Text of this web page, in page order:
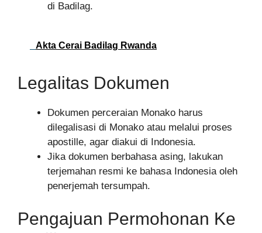
di Badilag.
Akta Cerai Badilag Rwanda
Legalitas Dokumen
Dokumen perceraian Monako harus
dilegalisasi di Monako atau melalui proses
apostille, agar diakui di Indonesia.
Jika dokumen berbahasa asing, lakukan
terjemahan resmi ke bahasa Indonesia oleh
penerjemah tersumpah.
Pengajuan Permohonan Ke